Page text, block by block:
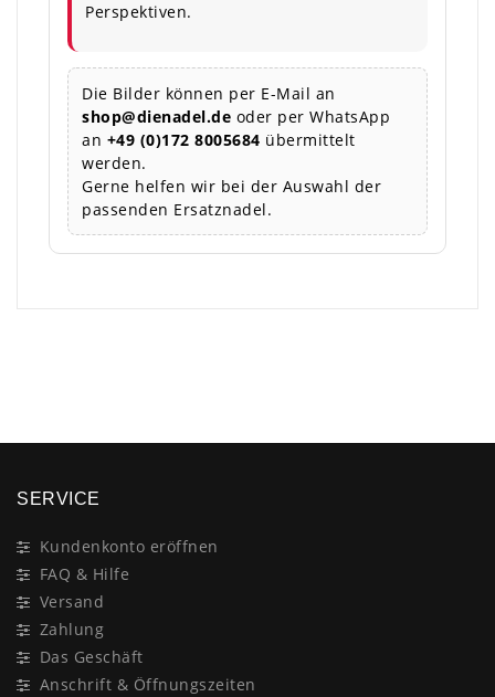
Perspektiven.
Die Bilder können per E-Mail an
shop@dienadel.de oder per WhatsApp
an +49 (0)172 8005684 übermittelt
werden.
Gerne helfen wir bei der Auswahl der
passenden Ersatznadel.
SERVICE
Kundenkonto eröffnen
FAQ & Hilfe
Versand
Zahlung
Das Geschäft
Anschrift & Öffnungszeiten